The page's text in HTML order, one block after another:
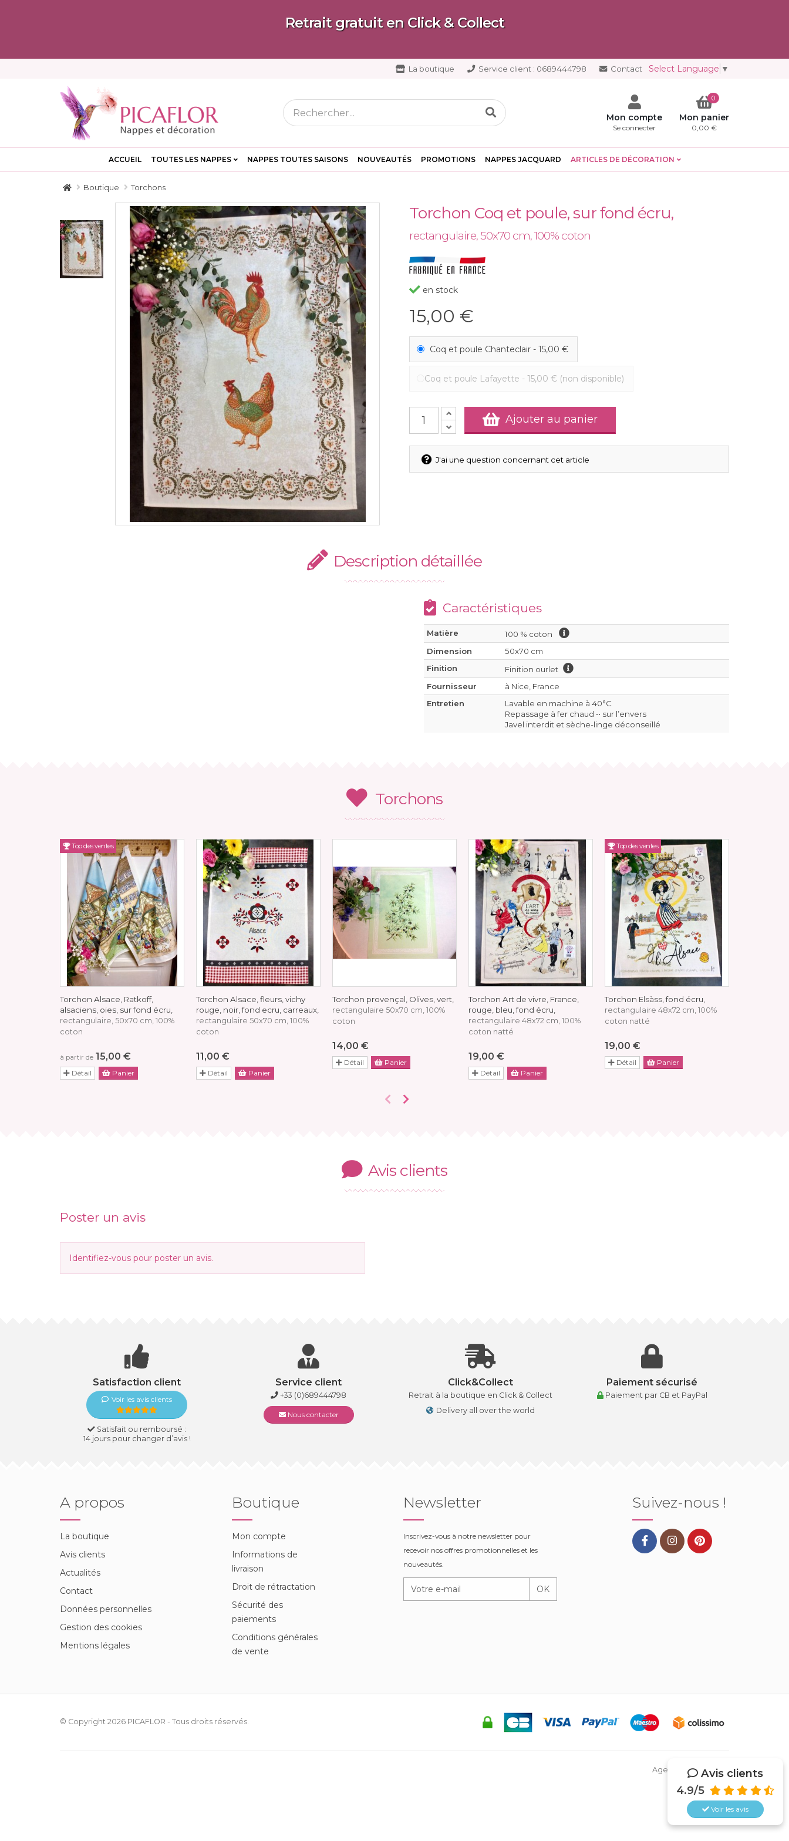
Retrait gratuit en Click & Collect
Select Language ▼
La boutique Service client : 0689444798 Contact
Mon compte
Se connecter
0
Mon panier
0,00 €
ACCUEIL TOUTES LES NAPPES NAPPES TOUTES SAISONS NOUVEAUTÉS PROMOTIONS NAPPES JACQUARD ARTICLES DE DÉCORATION
Boutique Torchons
Torchon Coq et poule, sur fond écru,
rectangulaire, 50x70 cm, 100% coton
en stock
15,00 €
Coq et poule Chanteclair - 15,00 €
Coq et poule Lafayette - 15,00 € (non disponible)
Ajouter au panier
J'ai une question concernant cet article
Description détaillée
Caractéristiques
Matière
100 % coton
Dimension
50x70 cm
Finition
Finition ourlet
Fournisseur
à Nice, France
Entretien
Lavable en machine à 40°C
Repassage à fer chaud •• sur l’envers
Javel interdit et sèche-linge déconseillé
Torchons
Top des ventes
Torchon Alsace, Ratkoff,
alsaciens, oies, sur fond écru,
rectangulaire, 50x70 cm, 100%
coton
à partir de 15,00 €
Détail Panier
Torchon Alsace, fleurs, vichy
rouge, noir, fond ecru, carreaux,
rectangulaire 50x70 cm, 100%
coton
11,00 €
Détail Panier
Torchon provençal, Olives, vert,
rectangulaire 50x70 cm, 100%
coton
14,00 €
Détail Panier
Torchon Art de vivre, France,
rouge, bleu, fond écru,
rectangulaire 48x72 cm, 100%
coton natté
19,00 €
Détail Panier
Top des ventes
Torchon Elsàss, fond écru,
rectangulaire 48x72 cm, 100%
coton natté
19,00 €
Détail Panier
Avis clients
Poster un avis
Identifiez-vous pour poster un avis.
Satisfaction client
Voir les avis clients
Satisfait ou remboursé :
14 jours pour changer d’avis !
Service client
+33 (0)689444798
Nous contacter
Click&Collect
Retrait à la boutique en Click & Collect
Delivery all over the world
Paiement sécurisé
Paiement par CB et PayPal
Avis clients
4.9/5
Voir les avis
A propos
La boutique
Avis clients
Actualités
Contact
Données personnelles
Gestion des cookies
Mentions légales
Boutique
Mon compte
Informations de
livraison
Droit de rétractation
Sécurité des
paiements
Conditions générales
de vente
Newsletter
Inscrivez-vous à notre newsletter pour
recevoir nos offres promotionnelles et les
nouveautés.
OK
Suivez-nous !
© Copyright 2026 PICAFLOR - Tous droits réservés.
Agence Web Netsys